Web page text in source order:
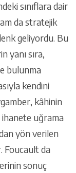
sınıflara dair
da stratejik
geliyordu. Bu
yanı sıra,
bulunma
kendini
kâhinin
uğrama
yön verilen
Foucault da
sonuç